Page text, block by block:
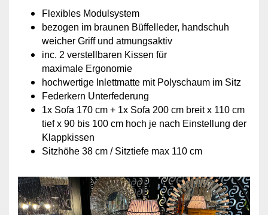
Flexibles Modulsystem
bezogen im braunen Büffelleder, handschuh
weicher Griff und atmungsaktiv
inc. 2 verstellbaren Kissen für
maximale Ergonomie
hochwertige Inlettmatte mit Polyschaum im Sitz
Federkern Unterfederung
1x Sofa 170 cm + 1x Sofa 200 cm breit x 110 cm
tief x 90 bis 100 cm hoch je nach Einstellung der
Klappkissen
Sitzhöhe 38 cm / Sitztiefe max 110 cm